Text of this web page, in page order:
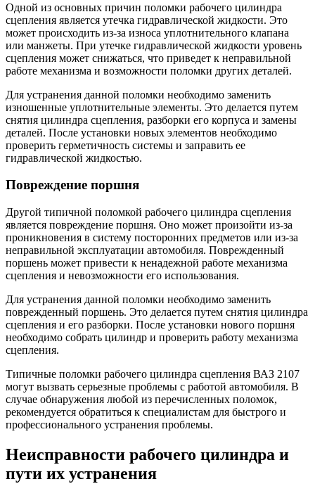
Одной из основных причин поломки рабочего цилиндра
сцепления является утечка гидравлической жидкости. Это
может происходить из-за износа уплотнительного клапана
или манжеты. При утечке гидравлической жидкости уровень
сцепления может снижаться, что приведет к неправильной
работе механизма и возможности поломки других деталей.
Для устранения данной поломки необходимо заменить
изношенные уплотнительные элементы. Это делается путем
снятия цилиндра сцепления, разборки его корпуса и замены
деталей. После установки новых элементов необходимо
проверить герметичность системы и заправить ее
гидравлической жидкостью.
Повреждение поршня
Другой типичной поломкой рабочего цилиндра сцепления
является повреждение поршня. Оно может произойти из-за
проникновения в систему посторонних предметов или из-за
неправильной эксплуатации автомобиля. Поврежденный
поршень может привести к ненадежной работе механизма
сцепления и невозможности его использования.
Для устранения данной поломки необходимо заменить
поврежденный поршень. Это делается путем снятия цилиндра
сцепления и его разборки. После установки нового поршня
необходимо собрать цилиндр и проверить работу механизма
сцепления.
Типичные поломки рабочего цилиндра сцепления ВАЗ 2107
могут вызвать серьезные проблемы с работой автомобиля. В
случае обнаружения любой из перечисленных поломок,
рекомендуется обратиться к специалистам для быстрого и
профессионального устранения проблемы.
Неисправности рабочего цилиндра и
пути их устранения